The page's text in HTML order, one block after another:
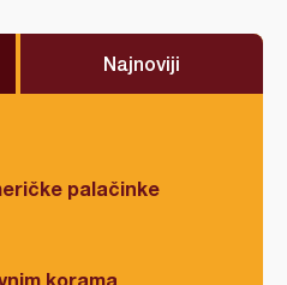
Najnoviji
palačinke
korama